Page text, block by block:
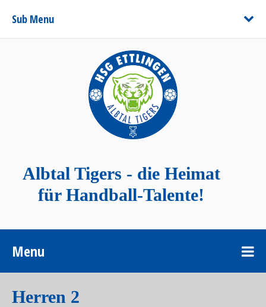
Sub Menu
Albtal Tigers - die Heimat
für Handball-Talente!
Menu
Herren 2